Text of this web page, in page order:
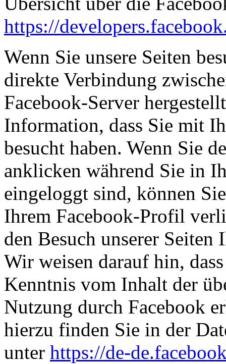
https://
Wenn Sie unsere Seiten
direkte Verbindung
Facebook-Server
Information, dass Sie mit
besucht haben. Wenn Sie
anklicken während Sie in
eingeloggt sind, können
Ihrem Facebook-Profil
den Besuch unserer
Wir weisen darauf hin,
Kenntnis vom Inhalt der
Nutzung durch Facebook
hierzu finden Sie in der
unter https://de-